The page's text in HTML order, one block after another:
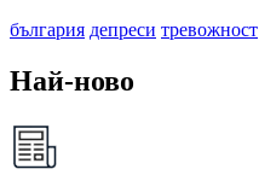
българия депреси тревожност
Най-ново